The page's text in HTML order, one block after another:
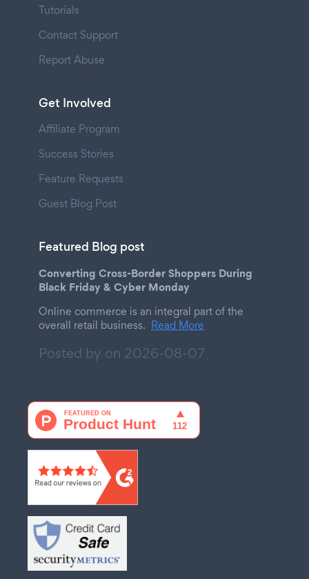
Tutorials
Contact Support
Report Abuse
Get Involved
Affiliate Program
Success Stories
Feature Requests
Guest Blog Post
Featured Blog post
Converting Cross-Border Shoppers During
Black Friday & Cyber Monday
Online commerce is an integral part of the
overall retail business. Read More
Posted by on 2026-08-07